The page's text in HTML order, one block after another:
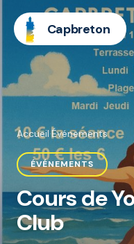
Capbreton
Accueil·Événements
ÉVÉNEMENTS
Cours de
Club